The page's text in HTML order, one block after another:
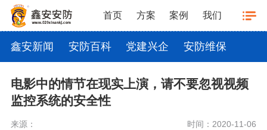
首页 方案 案例 我们
鑫安新闻 安防百科 党建兴企 安防维保
电影中的情节在现实上演，请不要忽视视频
监控系统的安全性
来源： 时间：2020-11-06